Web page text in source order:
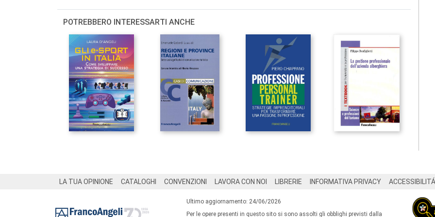
POTREBBERO INTERESSARTI ANCHE
LA TUA OPINIONE CATALOGHI CONVENZIONI LAVORA CON NOI LIBRERIE INFORMATIVA PRIVACY ACCESSIBILITÁ
Ultimo aggiornamento: 24/06/2026
Per le opere presenti in questo sito si sono assolti gli obblighi previsti dalla